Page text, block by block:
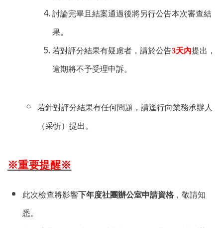
討論完畢且結案通過後將另行公告本次審查結
果。
若對評分結果有疑慮者，請於公告3天內提出，
逾期將不予受理申訴。
若針對評分結果有任何問題，請逕行向業務承辦人
（采忻）提出。
※重要提醒※
此次檢查將影響下年度社團辦公室申請資格 ，敬請知
悉。